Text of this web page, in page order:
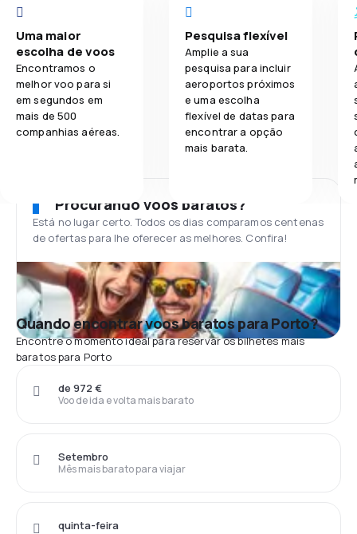
Uma maior
escolha de voos
Encontramos o
melhor voo para si
em segundos em
mais de 500
companhias aéreas.
Pesquisa flexível
Amplie a sua
pesquisa para incluir
aeroportos próximos
e uma escolha
flexível de datas para
encontrar a opção
mais barata.
Procurando voos baratos?
Está no lugar certo. Todos os dias comparamos centenas
de ofertas para lhe oferecer as melhores. Confira!
Quando encontrar voos baratos para Porto?
Encontre o momento ideal para reservar os bilhetes mais
baratos para Porto
Voo de ida e volta mais barato
de 972 €
Mês mais barato para viajar
Setembro
quinta-feira